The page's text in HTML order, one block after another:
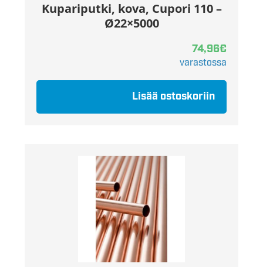
Kupariputki, kova, Cupori 110 –
Ø22×5000
74,96€
varastossa
Lisää ostoskoriin